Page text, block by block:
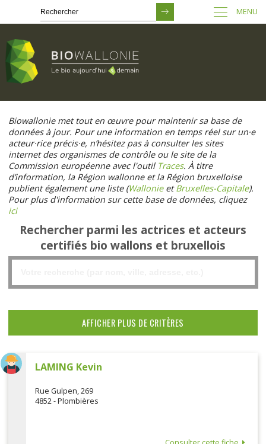
contenu
principal
MENU
Biowallonie met tout en œuvre pour maintenir sa base de
données à jour. Pour une information en temps réel sur un·e
acteur·rice précis·e, n’hésitez pas à consulter les sites
internet des organismes de contrôle ou le site de la
Commission européenne avec l'outil Traces. À titre
d’information, la Région wallonne et la Région bruxelloise
publient également une liste (WallonieetBruxelles-Capitale).
Pour plus d'information sur cette base de données, cliquez
ici
Rechercher parmi les actrices et acteurs
certifiés bio wallons et bruxellois
LAMING Kevin
Rue Gulpen, 269
4852 - Plombières
AFFICHER PLUS DE CRITÈRES